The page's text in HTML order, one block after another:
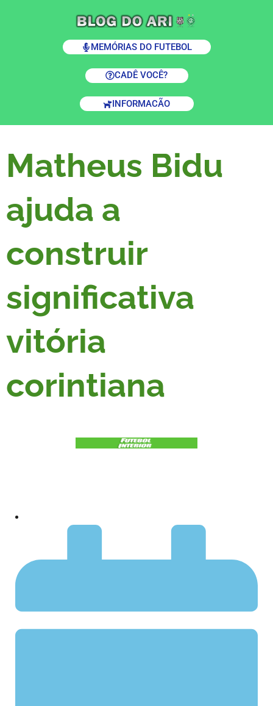
MEMÓRIAS DO FUTEBOL
CADÊ VOCÊ?
INFORMACÃO
Matheus Bidu
ajuda a
construir
significativa
vitória
corintiana